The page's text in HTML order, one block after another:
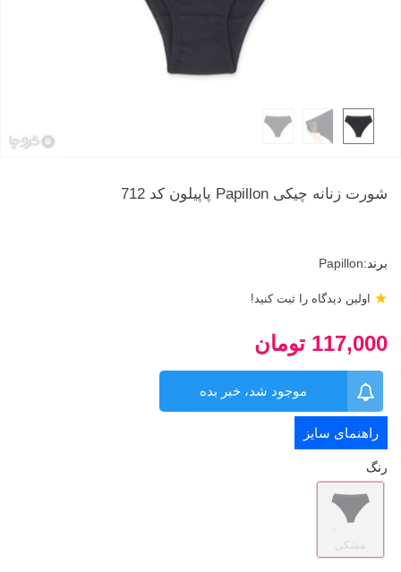
شورت زنانه چیکی Papillon پاپیلون کد 712
برند:Papillon
اولین دیدگاه را ثبت کنید! ★
117,000 تومان
موجود شد، خبر بده
راهنمای سایز
رنگ
مشکی